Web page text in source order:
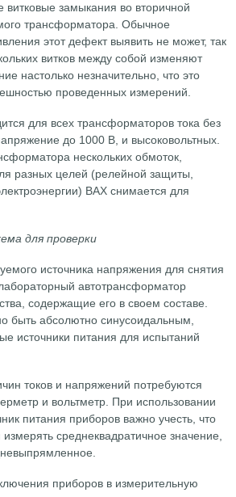
витковые замыкания во вторичной
трансформатора. Обычное
этот дефект выявить не может, так
витков между собой изменяют
настолько незначительно, что это
проведенных измерений.
для всех трансформаторов тока без
до 1000 В, и высоковольтных.
нескольких обмоток,
разных целей (релейной защиты,
ВАХ снимается для
для проверки
источника напряжения для снятия
автотрансформатор
содержащие его в своем составе.
быть абсолютно синусоидальным,
источники питания для испытаний
токов и напряжений потребуются
и вольтметр. При использовании
питания приборов важно учесть, что
среднеквадратичное значение,
приборов в измерительную